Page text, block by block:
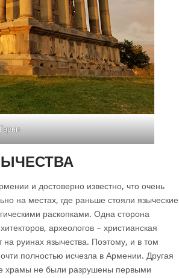
и достоверно известно, что очень
на местах, где раньше стояли языческие
раскопками. Одна сторона
археологов – христианская
на руинах язычества. Поэтому, и в том
полностью исчезла в Армении. Другая
храмы не были разрушены первыми